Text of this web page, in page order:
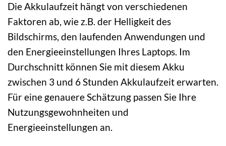
Die Akkulaufzeit hängt von verschiedenen
Faktoren ab, wie z.B. der Helligkeit des
Bildschirms, den laufenden Anwendungen und
den Energieeinstellungen Ihres Laptops. Im
Durchschnitt können Sie mit diesem Akku
zwischen 3 und 6 Stunden Akkulaufzeit erwarten.
Für eine genauere Schätzung passen Sie Ihre
Nutzungsgewohnheiten und
Energieeinstellungen an.